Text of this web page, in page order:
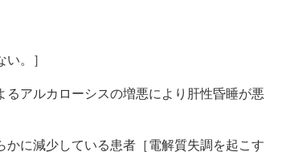
。］
るアルカローシスの増悪により肝性昏睡が悪
に減少している患者［電解質失調を起こす